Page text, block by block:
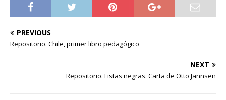
PREVIOUS
Repositorio. Chile, primer libro pedagógico
NEXT
Repositorio. Listas negras. Carta de Otto Jannsen